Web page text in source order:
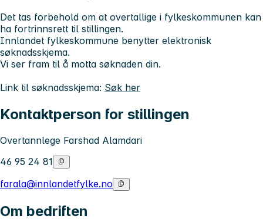
Det tas forbehold om at overtallige i fylkeskommunen kan
ha fortrinnsrett til stillingen.
Innlandet fylkeskommune benytter elektronisk
søknadsskjema.
Vi ser fram til å motta søknaden din.
Link til søknadsskjema: Søk her
Kontaktperson for stillingen
Overtannlege Farshad Alamdari
46 95 24 81
farala@innlandetfylke.no
Om bedriften